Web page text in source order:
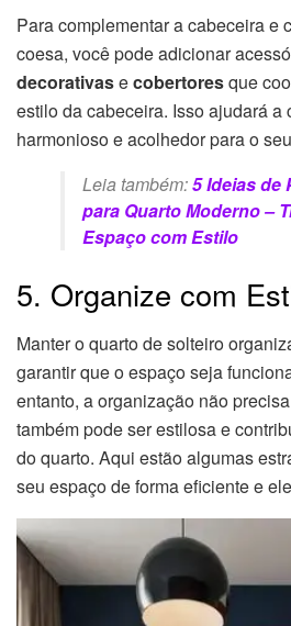
Para complementar a cabeceira e
coesa, você pode adicionar
decorativasecobertoresque
estilo da cabeceira. Isso ajudará a
harmonioso e acolhedor para o
Leia também:5 Ideias de
para Quarto Moderno –
Espaço com Estilo
5. Organize com
Manter o quarto de solteiro
garantir que o espaço seja
entanto, a organização não
também pode ser estilosa e
do quarto. Aqui estão algumas
seu espaço de forma eficiente e